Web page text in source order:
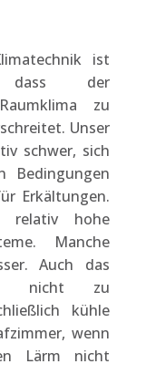
ist
der
zu
Unser
schwer, sich
Bedingungen
Erkältungen.
hohe
Manche
Auch das
nicht zu
kühle
wenn
Lärm nicht